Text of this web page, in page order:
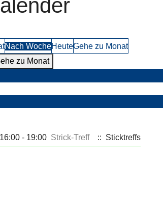
Nach WocheHeuteGehe zu Monat
zu Monat
16:00 - 19:00 Strick-Treff :: Sticktreffs